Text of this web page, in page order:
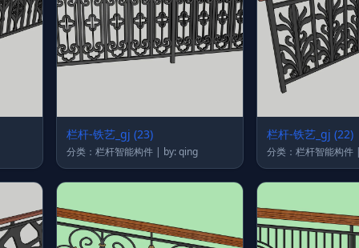
栏杆-铁艺_gj (23)
分类：栏杆智能构件 | by: qing
栏杆-铁艺_gj (22)